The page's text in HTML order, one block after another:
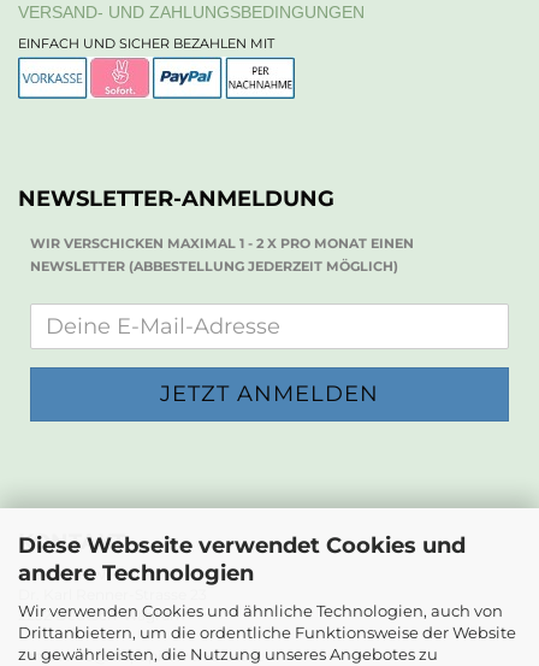
Diese Webseite verwendet Cookies und
andere Technologien
Wir verwenden Cookies und ähnliche Technologien, auch von
Drittanbietern, um die ordentliche Funktionsweise der Website
zu gewährleisten, die Nutzung unseres Angebotes zu
VERSAND- UND ZAHLUNGSBEDINGUNGEN
EINFACH UND SICHER BEZAHLEN MIT
NEWSLETTER-ANMELDUNG
WIR VERSCHICKEN MAXIMAL 1 - 2 X PRO MONAT EINEN
NEWSLETTER (ABBESTELLUNG JEDERZEIT MÖGLICH)
KONTAKT
Die Papierwerkstatt
2232 Deutsch-Wagram
Email: info@diepapierwerkstatt.at